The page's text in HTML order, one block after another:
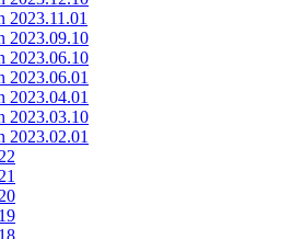
2023.11.01
2023.09.10
2023.06.10
2023.06.01
2023.04.01
2023.03.10
2023.02.01